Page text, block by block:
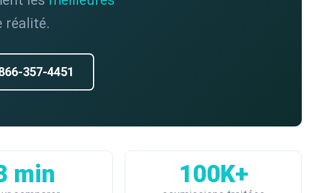
réalité.
357-4451
min 100K+